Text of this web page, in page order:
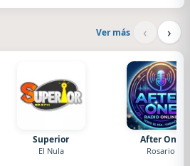
Ver más ‹ ›
Superior
El Nula
After One
Rosario